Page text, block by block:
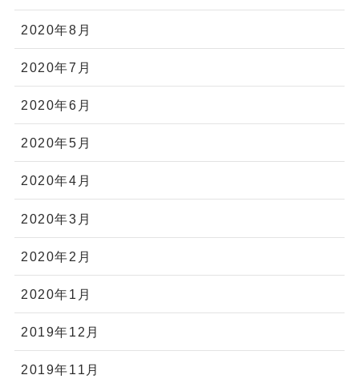
2020年8月
2020年7月
2020年6月
2020年5月
2020年4月
2020年3月
2020年2月
2020年1月
2019年12月
2019年11月